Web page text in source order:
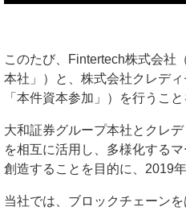
このたび、Fintertech株式会社
本社」）と、株式会社クレデ
「本件資本参加」）を行うこ
大和証券グループ本社とクレ
を相互に活用し、多様化する
創造することを目的に、2019
当社では、ブロックチェーン